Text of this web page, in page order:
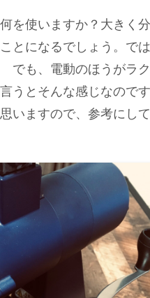
を使いますか？大きく
とになるでしょう。
でも、電動のほうがラ
うとそんな感じなので
いますので、参考にし